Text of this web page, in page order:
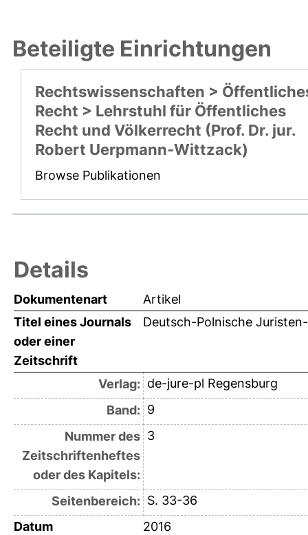
Beteiligte Einrichtungen
Rechtswissenschaften >
Recht > Lehrstuhl für Öffentliches
Recht und Völkerrecht (Prof. Dr. jur.
Robert Uerpmann-Wittzack)
Browse Publikationen
Details
Dokumentenart
Artikel
Titel eines Journals
oder einer
Zeitschrift
Deutsch-Polnische
Verlag: de-jure-pl Regensburg
Band: 9
Nummer des
Zeitschriftenheftes
oder des Kapitels:
3
Seitenbereich: S. 33-36
Datum
2016